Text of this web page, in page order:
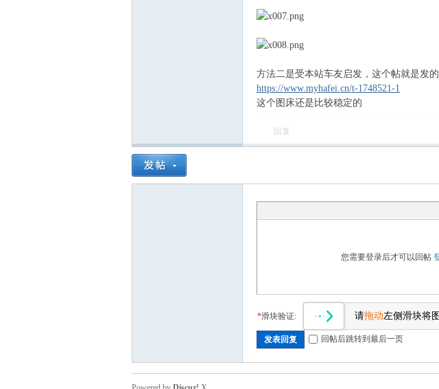
方法二是受本站车友启发，这个帖就是发的
https://www.myhafei.cn/t-1748521-1
这个图床还是比较稳定的
回复
您需要登录后才可以回帖
*滑块验证: 请拖动左侧滑块将
发表回复 回帖后跳转到最后一页